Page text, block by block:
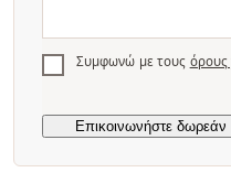
Συμφωνώ με τους όρους